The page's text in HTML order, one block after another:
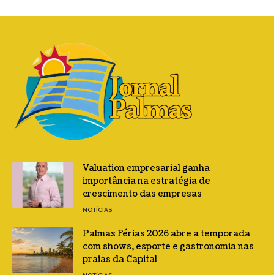
Valuation empresarial ganha
importância na estratégia de
crescimento das empresas
NOTÍCIAS
Palmas Férias 2026 abre a temporada
com shows, esporte e gastronomia nas
praias da Capital